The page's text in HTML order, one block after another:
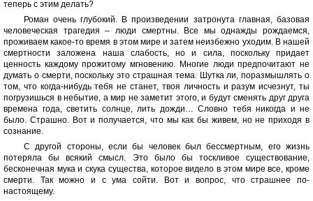
теперь с этим делать?
Роман очень глубокий. В произведении затронута главная, базовая
человеческая трагедия – люди смертны. Все мы однажды рождаемся,
проживаем какое-то время в этом мире и затем неизбежно уходим. В нашей
смертности заложена наша слабость, но и сила, поскольку придает
ценность каждому прожитому мгновению. Многие люди предпочитают не
думать о смерти, поскольку это страшная тема. Шутка ли, поразмышлять о
том, что когда-нибудь тебя не станет, твоя личность и разум исчезнут, ты
погрузишься в небытие, а мир не заметит этого, и будут сменять друг друга
времена года, светить солнце, лить дожди… Словно тебя никогда и не
было. Страшно. Вот и получается, что мы как бы живем, но не приходя в
сознание.
С другой стороны, если бы человек был бессмертным, его жизнь
потеряла бы всякий смысл. Это было бы тоскливое существование,
бесконечная мука и скука существа, которое видело в этом мире все, кроме
смерти. Так можно и с ума сойти. Вот и вопрос, что страшнее по-
настоящему.